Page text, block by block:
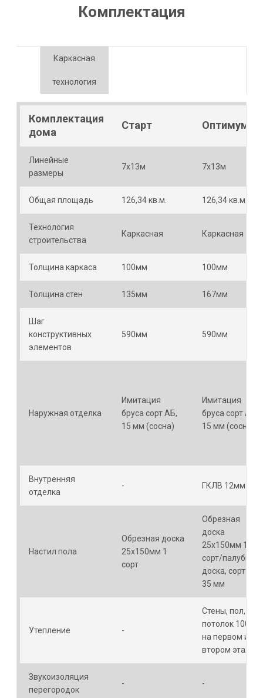
Комплектация
Каркасная
технология
Комплектация
дома
Старт Оптимум
Линейные
размеры
7х13м 7х13м
Общая площадь 126,34 кв.м. 126,34 кв.м.
Технология
строительства
Каркасная Каркасная
Толщина каркаса 100мм 100мм
Толщина стен 135мм 167мм
Шаг
конструктивных
элементов
590мм 590мм
Наружная отделка
Имитация
бруса сорт АБ,
15 мм (сосна)
Имитация
бруса сорт АБ,
15 мм (сосна)
Внутренняя
отделка
- ГКЛВ 12мм
Настил пола
Обрезная доска
25х150мм 1
сорт
Обрезная
доска
25х150мм 1
сорт/палубная
доска, сорт АВ,
35 мм
Утепление -
Стены, пол,
потолок 100мм,
на первом и
втором этажах
Звукоизоляция
перегородок
- -